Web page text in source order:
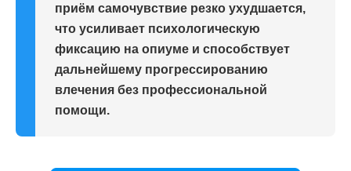
приём самочувствие резко ухудшается,
что усиливает психологическую
фиксацию на опиуме и способствует
дальнейшему прогрессированию
влечения без профессиональной
помощи.